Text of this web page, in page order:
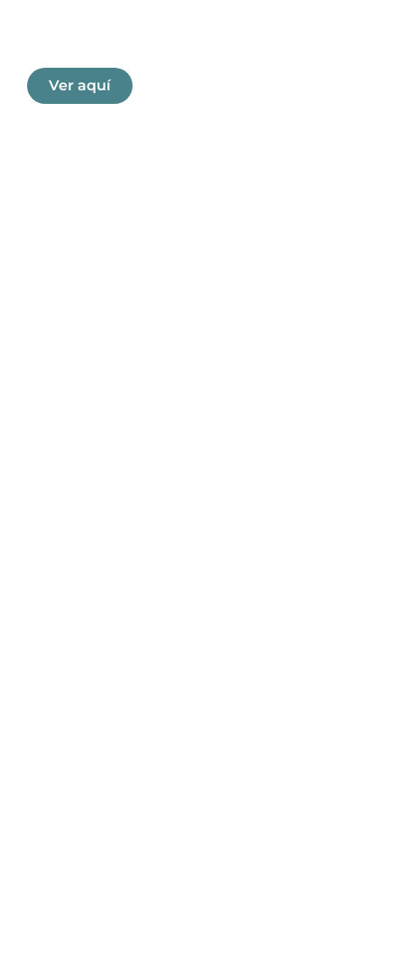
Ver aquí